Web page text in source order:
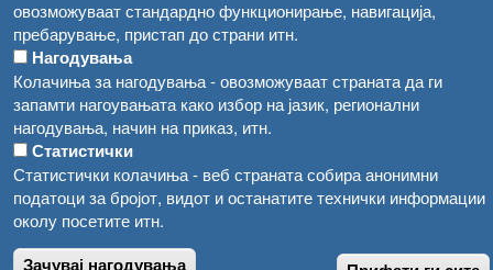
овозможуваат стандардно функционирање, навигација,
пребарување, пристап до страни итн.
Нагодувања
Колачиња за нагодувања - овозможуваат страната да ги
запамти нагоувањата како избор на јазик, регионални
нагодувања, начин на приказ, итн.
Статистички
Статистички колачиња - веб страната собира анонимни
податоци за бројот, видот и останатите технички информации
околу посетите итн.
Зачувај нагодувања